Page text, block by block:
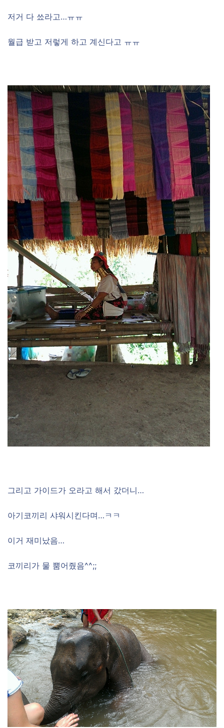
저거 다 쑈라고…ㅠㅠ
월급 받고 저렇게 하고 계신다고 ㅠㅠ
그리고 가이드가 오라고 해서 갔더니…
아기코끼리 샤워시킨다며…ㅋㅋ
이거 재미났음…
코끼리가 물 뿜어줬음^^;;